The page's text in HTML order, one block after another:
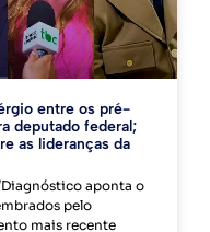
entre os pré-
deputado federal;
as lideranças da
Diagnóstico aponta o
pelo
mais recente